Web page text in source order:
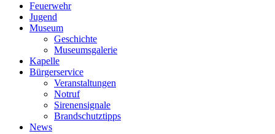
Feuerwehr
Jugend
Museum
Geschichte
Museumsgalerie
Kapelle
Bürgerservice
Veranstaltungen
Notruf
Sirenensignale
Brandschutztipps
News